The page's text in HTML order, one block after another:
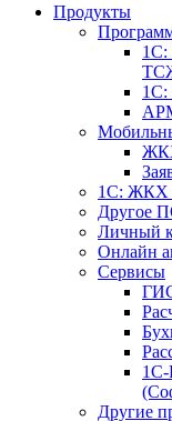
Продукты
1С:
1С: ЖКХ
Другое
Личный
Онлайн
Сервисы
1С-
Другие